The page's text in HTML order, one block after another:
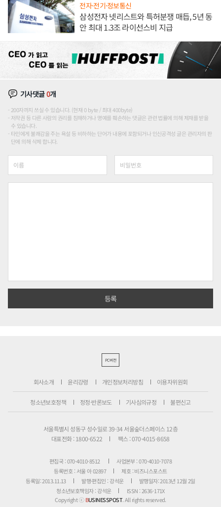
전자·전기·정보통신
삼성전자 넷리스트와 특허분쟁 매듭, 5년 동
안 최대 1.3조 라이선스비 지급
기사댓글0개
200자까지 쓰실 수 있습니다. (현재 0 byte / 최대 400byte)
저작권 등 다른 사람의 권리를 침해하거나 명예를 훼손하는 댓글은 관련 법률에 의해 제재를 받을
수 있습니다.
타인에게 불쾌감을 주는 욕설 등 비하하는 단어가 내용에 포함되거나 인신공격성 글은 관리자의 판
단에 의해 삭제 합니다.
PC버전
회사소개 윤리강령 개인정보처리방침 이용자위원회
청소년보호정책 정정·반론보도 기사심의규정 불편신고
서울특별시 성동구 성수일로 39-34 서울숲더스페이스 12층
대표전화 : 1800-6522
팩스 : 070-4015-8658
편집국 : 070-4010-8512
사업본부 : 070-4010-7078
등록번호 : 서울 아 02897
제호 : 비즈니스포스트
등록일: 2013.11.13
발행·편집인 : 강석운
발행일자: 2013년 12월 2일
청소년보호책임자 : 강석운
ISSN : 2636-171X
Copyright ⓒBUSINESSPOST. All rights reserved.